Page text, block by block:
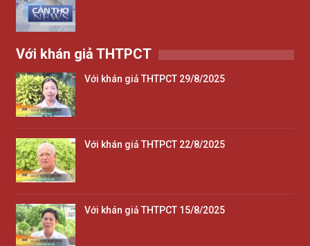
Với khán giả THTPCT
Với khán giả THTPCT 29/8/2025
Với khán giả THTPCT 22/8/2025
Với khán giả THTPCT 15/8/2025